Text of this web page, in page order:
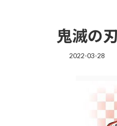
鬼滅の
2022-03-28